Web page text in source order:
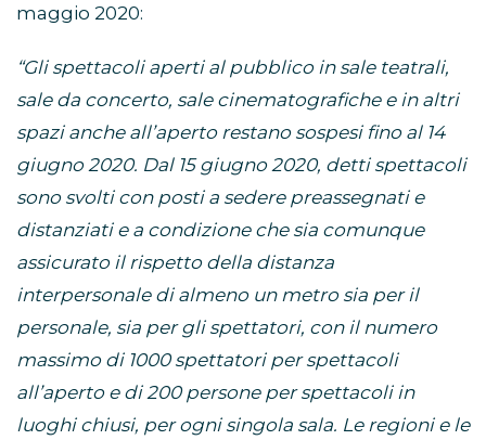
maggio 2020:
“Gli spettacoli aperti al pubblico in sale teatrali,
sale da concerto, sale cinematografiche e in altri
spazi anche all’aperto restano sospesi fino al 14
giugno 2020. Dal 15 giugno 2020, detti spettacoli
sono svolti con posti a sedere preassegnati e
distanziati e a condizione che sia comunque
assicurato il rispetto della distanza
interpersonale di almeno un metro sia per il
personale, sia per gli spettatori, con il numero
massimo di 1000 spettatori per spettacoli
all’aperto e di 200 persone per spettacoli in
luoghi chiusi, per ogni singola sala. Le regioni e le